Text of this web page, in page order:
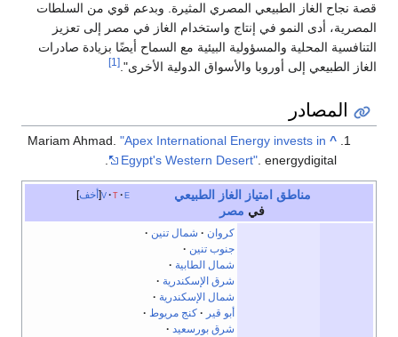
قصة نجاح الغاز الطبيعي المصري المثيرة. وبدعم قوي من السلطات
المصرية، أدى النمو في إنتاج واستخدام الغاز في مصر إلى تعزيز
التنافسية المحلية والمسؤولية البيئية مع السماح أيضًا بزيادة صادرات
الغاز الطبيعي إلى أوروبا والأسواق الدولية الأخرى".[1]
المصادر
^
Mariam Ahmad."Apex International Energy invests in
Egypt's Western Desert" . energydigital.
أخف v t e مناطق امتياز
الغاز الطبيعي
في مصر
كروان
شمال تنين
جنوب تنين
شمال الطابية
شرق الإسكندرية
شمال الإسكندرية
أبو قير
كنج مريوط
شرق بورسعيد